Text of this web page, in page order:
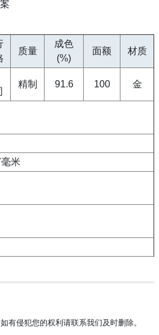
质量
成色
(%)
面额 材质
精制 91.6 100 金
米
有侵犯您的权利请联系我们及时删除。